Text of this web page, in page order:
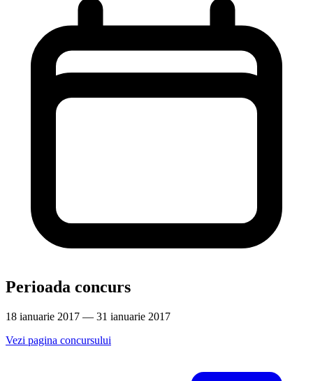
Perioada concurs
18 ianuarie 2017 — 31 ianuarie 2017
Vezi pagina concursului